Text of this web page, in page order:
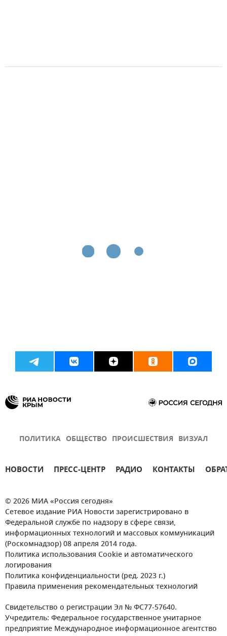
ПОЛИТИКА ОБЩЕСТВО ПРОИСШЕСТВИЯ ВИЗУАЛ
НОВОСТИ ПРЕСС-ЦЕНТР РАДИО КОНТАКТЫ
© 2026 МИА «Россия сегодня»
Сетевое издание РИА Новости зарегистрировано в
Федеральной службе по надзору в сфере связи,
информационных технологий и массовых коммуникаций
(Роскомнадзор) 08 апреля 2014 года.
Политика использования Cookie и автоматического
логирования
Политика конфиденциальности (ред. 2023 г.)
Правила применения рекомендательных технологий
Свидетельство о регистрации Эл № ФС77-57640.
Учредитель: Федеральное государственное унитарное
предприятие Международное информационное агентство